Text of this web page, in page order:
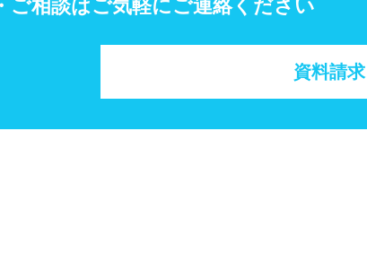
ご相談はご気軽にご連絡ください
資料請求